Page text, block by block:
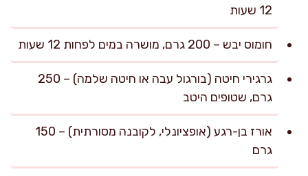
12 שעות
חומוס יבש – 200 גרם, מושרה במים לפחות 12 שעות
גרגירי חיטה (בורגול עבה או חיטה שלמה) – 250
גרם, שטופים היטב
אורז בן-רגע (אופציונלי, לקובנה מסורתית) – 150
גרם